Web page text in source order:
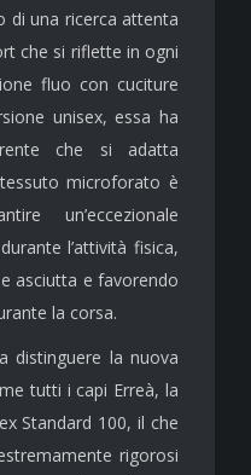
di una ricerca attenta
che si riflette in ogni
fluo con cuciture
unisex, essa ha
che si adatta
microforato è
un’eccezionale
l’attività fisica,
asciutta e favorendo
la corsa.
la nuova
tutti i capi Erreà, la
Standard 100, il che
rigorosi